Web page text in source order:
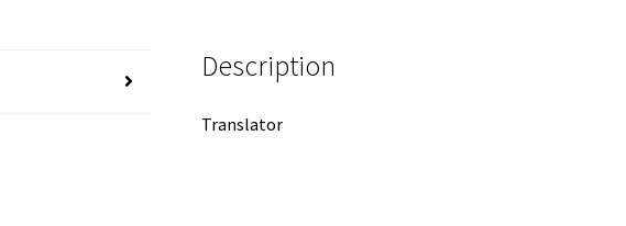
Description
Translator